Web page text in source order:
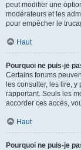
peut modifier une
modérateurs et les
pour empêcher le
Haut
Pourquoi ne puis-je
Certains forums
les consulter, les lire, y
rapportant. Seuls les
accorder ces accès,
Haut
Pourquoi ne puis-je